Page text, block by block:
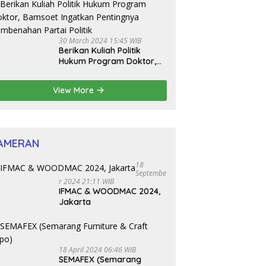
Tentang Kepemilikan
Senjata Api
30 March 2024 15:45 WIB
Berikan Kuliah Politik
Hukum Program Doktor,
Pentingnya Pembenahan
Partai Politik
View More
18
Septembe
R 2024 21:11 WIB
IFMAC & WOODMAC 2024,
Jakarta
18 April 2024 06:46 WIB
SEMAFEX (Semarang